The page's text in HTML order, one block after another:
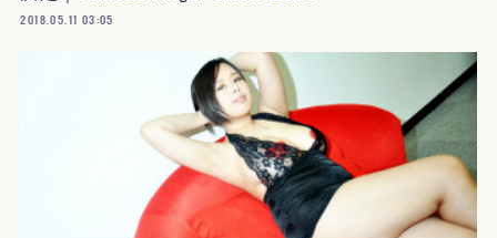
2018.05.11 03:05